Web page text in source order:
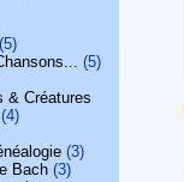
(5)
(5)
& Créatures
(4)
(3)
Bach (3)